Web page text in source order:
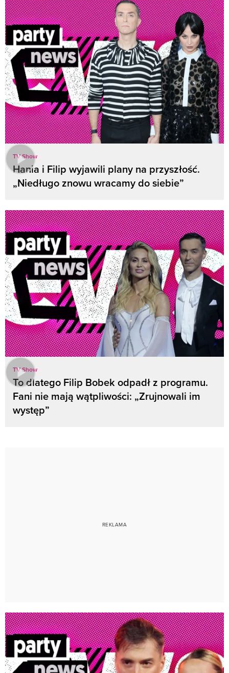
TV Show
Hania i Filip wyjawili plany na przyszłość.
„Niedługo znowu wracamy do siebie”
TV Show
To dlatego Filip Bobek odpadł z programu.
Fani nie mają wątpliwości: „Zrujnowali im
występ”